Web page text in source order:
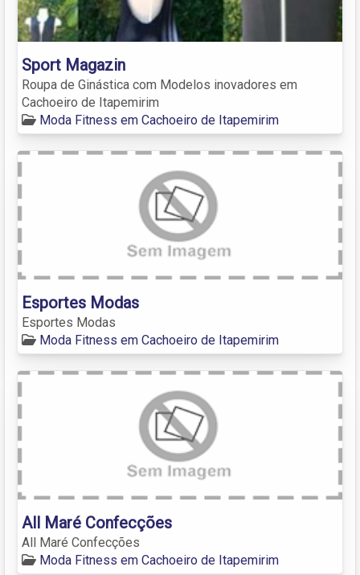
Sport Magazin
Roupa de Ginástica com Modelos inovadores em
Cachoeiro de Itapemirim
Moda Fitness em Cachoeiro de Itapemirim
Esportes Modas
Esportes Modas
Moda Fitness em Cachoeiro de Itapemirim
All Maré Confecções
All Maré Confecções
Moda Fitness em Cachoeiro de Itapemirim